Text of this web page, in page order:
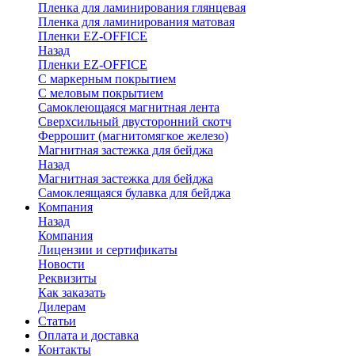
Пленка для ламинирования глянцевая
Пленка для ламинирования матовая
Пленки EZ-OFFICE
Назад
Пленки EZ-OFFICE
С маркерным покрытием
С меловым покрытием
Самоклеющаяся магнитная лента
Сверхсильный двусторонний скотч
Феррошит (магнитомягкое железо)
Магнитная застежка для бейджа
Назад
Магнитная застежка для бейджа
Самоклеящаяся булавка для бейджа
Компания
Назад
Компания
Лицензии и сертификаты
Новости
Реквизиты
Как заказать
Дилерам
Статьи
Оплата и доставка
Контакты